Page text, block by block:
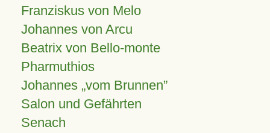
Franziskus von Melo
Johannes von Arcu
Beatrix von Bello-monte
Pharmuthios
Johannes vom Brunnen
Salon und Gefährten
Senach